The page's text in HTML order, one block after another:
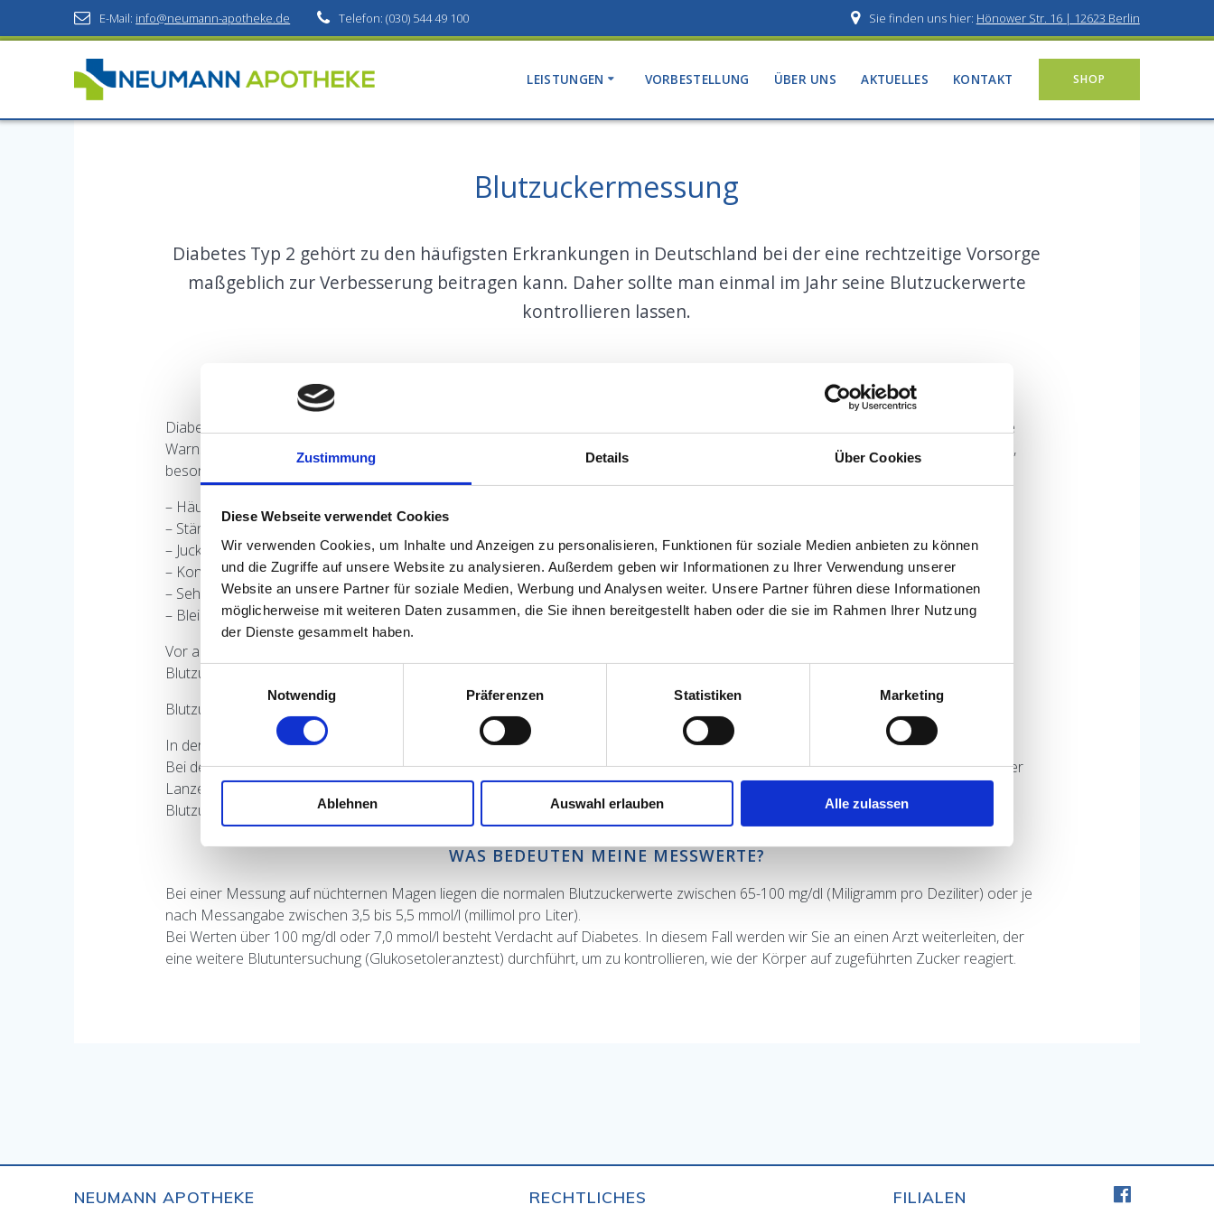
Zustimmung Details Über Cookies
Diese Webseite verwendet Cookies
Wir verwenden Cookies, um Inhalte und Anzeigen zu personalisieren, Funktionen für soziale Medien anbieten zu können
und die Zugriffe auf unsere Website zu analysieren. Außerdem geben wir Informationen zu Ihrer Verwendung unserer
Website an unsere Partner für soziale Medien, Werbung und Analysen weiter. Unsere Partner führen diese Informationen
möglicherweise mit weiteren Daten zusammen, die Sie ihnen bereitgestellt haben oder die sie im Rahmen Ihrer Nutzung
der Dienste gesammelt haben.
Einwilligungsauswahl
Notwendig
Präferenzen Statistiken Marketing
Ablehnen Auswahl erlauben Alle zulassen
to
E-Mail: info@neumann-apotheke.de Telefon: (030) 544 49 100 Sie finden uns hier: Hönower Str. 16 | 12623 Berlin
LEISTUNGEN VORBESTELLUNG ÜBER UNS AKTUELLES KONTAKT SHOP
Blutzuckermessung
Diabetes Typ 2 gehört zu den häufigsten Erkrankungen in Deutschland bei der eine rechtzeitige Vorsorge
maßgeblich zur Verbesserung beitragen kann. Daher sollte man einmal im Jahr seine Blutzuckerwerte
kontrollieren lassen.
Diabetes gilt zwar als Volkskrankheit, wird allerdings häufig nicht rechtzeitig erkannt, da die Symptome zu unspezifisch sind. Bestimmte
Warnsignale können jedoch Hinweis darauf geben, dass eventuell ein Diabetes-Risiko besteht. Bei folgenden Merkmalen gilt es daher,
besonders aufmerksam zu sein:
– Häufig großer und langanhaltender Durst
– Ständige Heißhungerattacken
– Juckreiz
– Konzentrationsschwierigkeiten
– Sehschwäche
– Bleierne Müdigkeit
Vor allem Risikogruppen mit
Blutzuckerwerte im Hinblick auf ein erhöhtes Diabetes-Risiko kontrollieren lassen.
Blutzuckermessung:
In der Regel wird der Blutzuckerspiegel auf nüchternen Magen gemessen.
Bei der Blutzuckermessung wird ein kleiner Blutstropfen seitlich der Fingerbeere an der Fingerkuppe entnommen. Hierzu wird mit einer
Lanzette in den Finger gestochen, sodass ein Blutstropfen fließt. Nun kann der Blutstropfen auf dem Teststreifen, der zuvor im
Blutzuckermessgerät eingelegt wurde, aufgetragen und die Ergebnisse angezeigt werden.
WAS BEDEUTEN MEINE MESSWERTE?
Bei einer Messung auf nüchternen Magen liegen die normalen Blutzuckerwerte zwischen 65-100 mg/dl (Miligramm pro Deziliter) oder je
nach Messangabe zwischen 3,5 bis 5,5 mmol/l (millimol pro Liter).
Bei Werten über 100 mg/dl oder 7,0 mmol/l besteht Verdacht auf Diabetes. In diesem Fall werden wir Sie an einen Arzt weiterleiten, der
eine weitere Blutuntersuchung (Glukosetoleranztest) durchführt, um zu kontrollieren, wie der Körper auf zugeführten Zucker reagiert.
NEUMANN APOTHEKE RECHTLICHES FILIALEN